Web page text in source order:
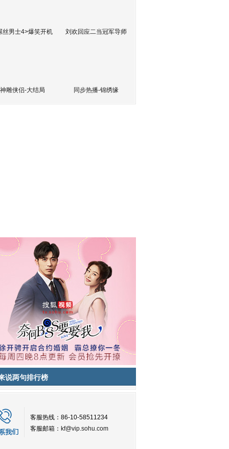
丝男士4>爆笑开机 刘欢回应二当冠军导师
神雕侠侣-大结局 同步热播-锦绣缘
说两句排行榜
客服热线：86-10-58511234
客服邮箱： kf@vip.sohu.com